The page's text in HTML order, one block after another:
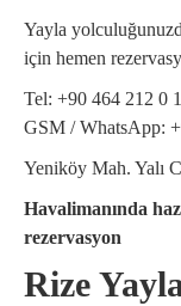
Yayla
için hemen
Tel: +90 464 212 0
GSM / WhatsApp:
Yeniköy Mah. Yalı
Havalimanında
rezervasyon
Rize